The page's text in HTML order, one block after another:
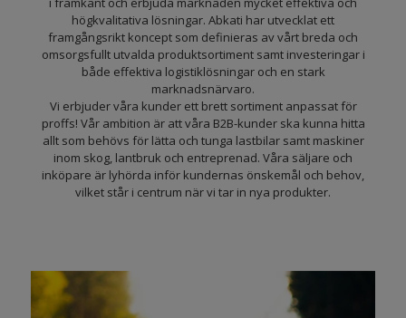
högkvalitativa lösningar. Abkati har utvecklat ett
framgångsrikt koncept som definieras av vårt breda och
omsorgsfullt utvalda produktsortiment samt investeringar i
både effektiva logistiklösningar och en stark
marknadsnärvaro.
Vi erbjuder våra kunder ett brett sortiment anpassat för
proffs! Vår ambition är att våra B2B-kunder ska kunna hitta
allt som behövs för lätta och tunga lastbilar samt maskiner
inom skog, lantbruk och entreprenad. Våra säljare och
inköpare är lyhörda inför kundernas önskemål och behov,
vilket står i centrum när vi tar in nya produkter.